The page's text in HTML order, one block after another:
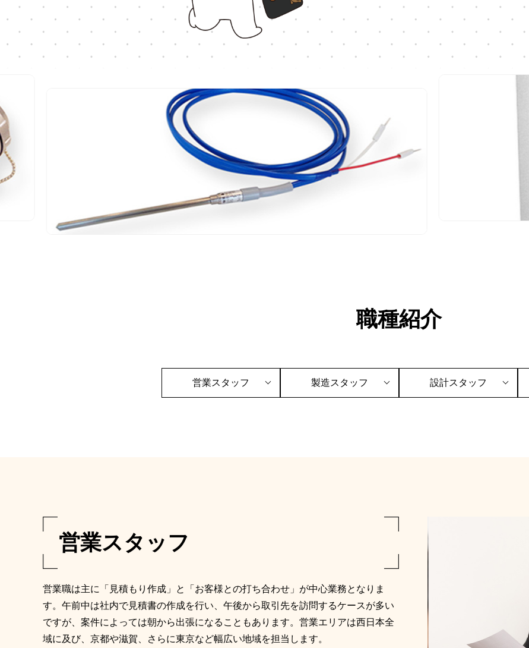
職種紹介
営業スタッフ 製造スタッフ 設計スタッフ
営業スタッフ
営業職は主に「見積もり作成」と「お客様との打ち合わせ」が中心業務となりま
す。午前中は社内で見積書の作成を行い、午後から取引先を訪問するケースが多い
ですが、案件によっては朝から出張になることもあります。営業エリアは西日本全
域に及び、京都や滋賀、さらに東京など幅広い地域を担当します。